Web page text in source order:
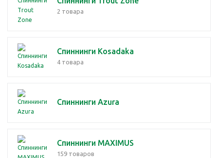
2 товара
Спиннинги Kosadaka
4 товара
Спиннинги Azura
Спиннинги MAXIMUS
159 товаров